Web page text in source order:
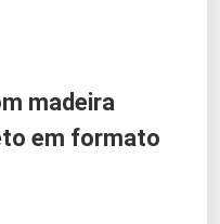
madeira
em formato